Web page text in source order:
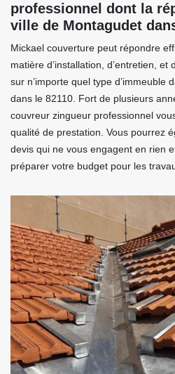
professionnel dont la
ville de Montagudet
Mickael couverture peut répondre
matière d’installation, d’entretien,
sur n’importe quel type d’immeuble
dans le 82110. Fort de plusieurs
couvreur zingueur professionnel
qualité de prestation. Vous pourrez
devis qui ne vous engagent en rien
préparer votre budget pour les